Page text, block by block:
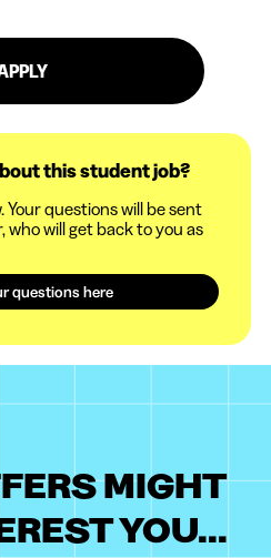
this student job?
questions will be sent
will get back to you as
questions here
MIGHT
YOU...